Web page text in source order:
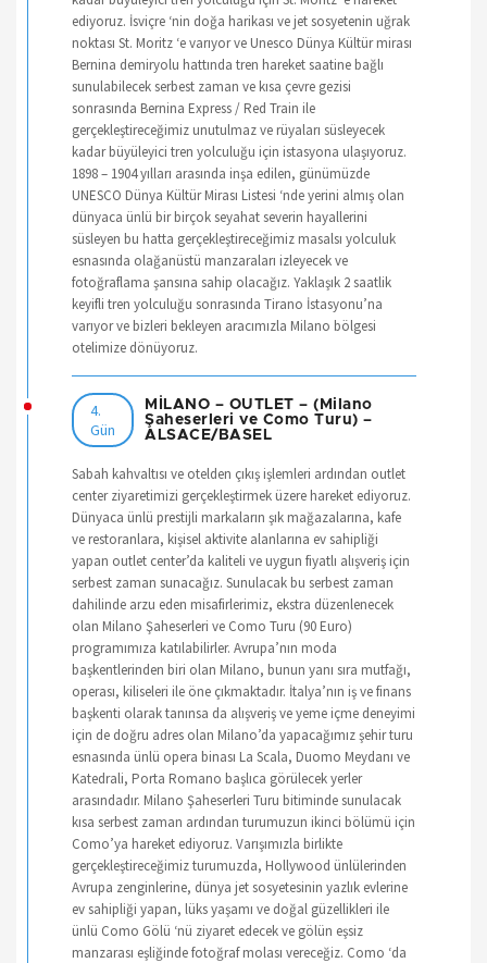
ediyoruz. İsviçre ‘nin doğa harikası ve jet sosyetenin uğrak
noktası St. Moritz ‘e varıyor ve Unesco Dünya Kültür mirası
Bernina demiryolu hattında tren hareket saatine bağlı
sunulabilecek serbest zaman ve kısa çevre gezisi
sonrasında Bernina Express / Red Train ile
gerçekleştireceğimiz unutulmaz ve rüyaları süsleyecek
kadar büyüleyici tren yolculuğu için istasyona ulaşıyoruz.
1898 – 1904 yılları arasında inşa edilen, günümüzde
UNESCO Dünya Kültür Mirası Listesi ‘nde yerini almış olan
dünyaca ünlü bir birçok seyahat severin hayallerini
süsleyen bu hatta gerçekleştireceğimiz masalsı yolculuk
esnasında olağanüstü manzaraları izleyecek ve
fotoğraflama şansına sahip olacağız. Yaklaşık 2 saatlik
keyifli tren yolculuğu sonrasında Tirano İstasyonu’na
varıyor ve bizleri bekleyen aracımızla Milano bölgesi
otelimize dönüyoruz.
4.
Gün
MİLANO – OUTLET – (Milano
Şaheserleri ve Como Turu) –
ALSACE/BASEL
Sabah kahvaltısı ve otelden çıkış işlemleri ardından outlet
center ziyaretimizi gerçekleştirmek üzere hareket ediyoruz.
Dünyaca ünlü prestijli markaların şık mağazalarına, kafe
ve restoranlara, kişisel aktivite alanlarına ev sahipliği
yapan outlet center’da kaliteli ve uygun fiyatlı alışveriş için
serbest zaman sunacağız. Sunulacak bu serbest zaman
dahilinde arzu eden misafirlerimiz, ekstra düzenlenecek
olan Milano Şaheserleri ve Como Turu (90 Euro)
programımıza katılabilirler. Avrupa’nın moda
başkentlerinden biri olan Milano, bunun yanı sıra mutfağı,
operası, kiliseleri ile öne çıkmaktadır. İtalya’nın iş ve finans
başkenti olarak tanınsa da alışveriş ve yeme içme deneyimi
için de doğru adres olan Milano’da yapacağımız şehir turu
esnasında ünlü opera binası La Scala, Duomo Meydanı ve
Katedrali, Porta Romano başlıca görülecek yerler
arasındadır. Milano Şaheserleri Turu bitiminde sunulacak
kısa serbest zaman ardından turumuzun ikinci bölümü için
Como’ya hareket ediyoruz. Varışımızla birlikte
gerçekleştireceğimiz turumuzda, Hollywood ünlülerinden
Avrupa zenginlerine, dünya jet sosyetesinin yazlık evlerine
ev sahipliği yapan, lüks yaşamı ve doğal güzellikleri ile
ünlü Como Gölü ‘nü ziyaret edecek ve gölün eşsiz
manzarası eşliğinde fotoğraf molası vereceğiz. Como ‘da